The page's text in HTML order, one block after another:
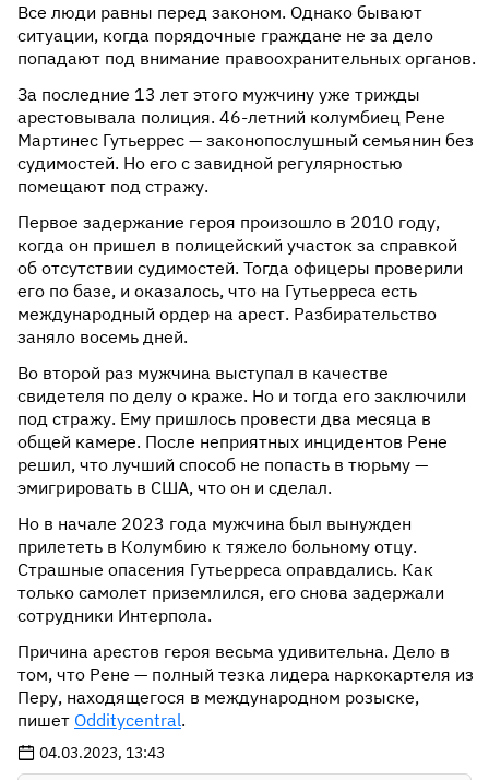
Все люди равны перед законом. Однако бывают
ситуации, когда порядочные граждане не за дело
попадают под внимание правоохранительных органов.
За последние 13 лет этого мужчину уже трижды
арестовывала полиция. 46-летний колумбиец Рене
Мартинес Гутьеррес — законопослушный семьянин без
судимостей. Но его с завидной регулярностью
помещают под стражу.
Первое задержание героя произошло в 2010 году,
когда он пришел в полицейский участок за справкой
об отсутствии судимостей. Тогда офицеры проверили
его по базе, и оказалось, что на Гутьерреса есть
международный ордер на арест. Разбирательство
заняло восемь дней.
Во второй раз мужчина выступал в качестве
свидетеля по делу о краже. Но и тогда его заключили
под стражу. Ему пришлось провести два месяца в
общей камере. После неприятных инцидентов Рене
решил, что лучший способ не попасть в тюрьму —
эмигрировать в США, что он и сделал.
Но в начале 2023 года мужчина был вынужден
прилететь в Колумбию к тяжело больному отцу.
Страшные опасения Гутьерреса оправдались. Как
только самолет приземлился, его снова задержали
сотрудники Интерпола.
Причина арестов героя весьма удивительна. Дело в
том, что Рене — полный тезка лидера наркокартеля из
Перу, находящегося в международном розыске,
пишет Odditycentral.
04.03.2023, 13:43